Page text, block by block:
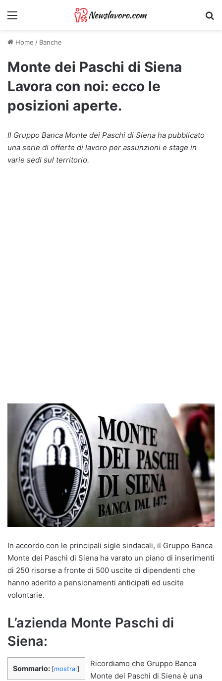
Menu
Home / Banche
Monte dei Paschi di Siena
Lavora con noi: ecco le
posizioni aperte.
Il Gruppo Banca Monte dei Paschi di Siena ha pubblicato
una serie di offerte di lavoro per assunzioni e stage in
varie sedi sul territorio.
In accordo con le principali sigle sindacali, il Gruppo Banca
Monte dei Paschi di Siena ha varato un piano di inserimenti
di 250 risorse a fronte di 500 uscite di dipendenti che
hanno aderito a pensionamenti anticipati ed uscite
volontarie.
L’azienda Monte Paschi di
Siena:
Sommario: [mostra:]
Ricordiamo che Gruppo Banca
Monte dei Paschi di Siena è una